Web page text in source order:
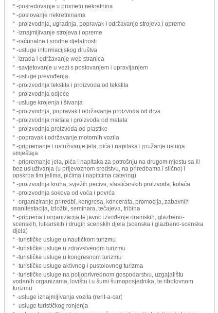
* -posredovanje u prometu nekretnina
* -poslovanje nekretninama
* -proizvodnja, ugradnja, popravak i održavanje strojeva i opreme
* -iznajmljivanje strojeva i opreme
* -računalne i srodne djelatnosti
* -usluge informacijskog društva
* -izrada i održavanje web stranica
* -savjetovanje u vezi s poslovanjem i upravljanjem
* -usluge prevođenja
* -proizvodnja tekstila i proizvoda od tekstila
* -proizvodnja odjeće
* -usluge krojenja i šivanja
* -proizvodnja, popravak i održavanje proizvoda od drva
* -proizvodnja metala i proizvoda od metala
* -proizvodnja proizvoda od plastike
* -popravak i održavanje motornih vozila
* -pripremanje i usluživanje jela, pića i napitaka i pružanje usluga
smještaja
* -pripremanje jela, pića i napitaka za potrošnju na drugom mjestu sa ili
bez usluživanja (u prijevoznom sredstvu, na priredbama i slično) i
opskrba tim jelima, pićima i napitcima catering)
* -proizvodnja kruha, svježih peciva, slastičarskih proizvoda, kolača
* -proizvodnja sokova od voća i povrća
* -organiziranje priredbi, kongresa, koncerata, promocija, zabavnih
manifestacija, izložbi, seminara, tečajeva, tribina
* -priprema i organizacija te javno izvođenje dramskih, glazbeno-
scenskih, lutkarskih i drugih scenskih djela (scenska i glazbeno-scenska
djela)
* -turističke usluge u nautičkom turizmu
* -turističke usluge u zdravstvenom turizmu
* -turističke usluge u kongresnom turizmu
* -turističke usluge aktivnog i pustolovnog turizma
* -turističke usluge na poljoprivrednom gospodarstvu, uzgajalištu
vodenih organizama, lovištu i u šumi šumoposjednika, te ribolovnom
turizmu
* -usluge iznajmljivanja vozila (rent-a-car)
* -usluge turističkog ronjenja